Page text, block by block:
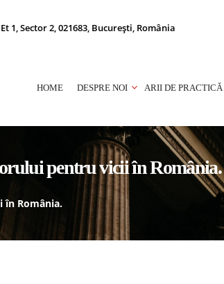
1, Sector 2, 021683, București, România
HOME DESPRE NOI ARII DE PRACTICĂ
pentru vicii în România.
în România.